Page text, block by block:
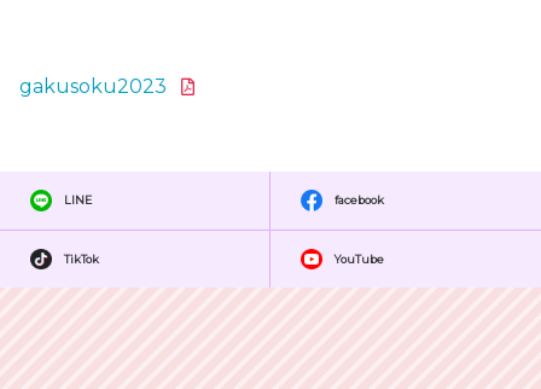
gakusoku2023
LINE facebook
TikTok YouTube